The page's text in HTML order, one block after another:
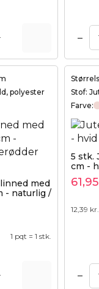
–
til kurv
polyester
med
- naturlig /
1 pqt = 1 stk.
Stof:
Farve:
5 stk.
cm -
61,95
12,39
–